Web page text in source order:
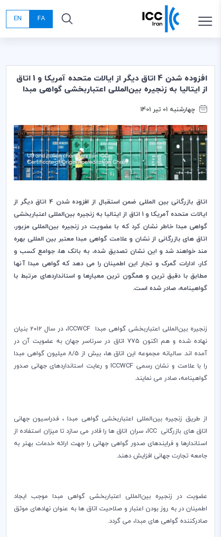
FA
EN
افزوده شدن 4 اتاق دیگر از ایالات متحده آمریکا و 1 اتاق
از ایتالیا به زنجیره بین‌المللی اعتباربخشی گواهی مبدا
چهارشنبه 01 تیر 1401
اتاق بازرگانی بین المللی ضمن استقبال از افزوده شدن 4 اتاق دیگر از
ایالات متحده آمریکا و 1 اتاق از ایتالیا به زنجیره بین‌المللی اعتباربخشی
گواهی مبدا خاطر نشان کرد که با عضویت در زنجیره بین‌المللی مزبور،
اتاق های بازرگانی از نشان و علامت گواهی مبدا معتبر بین المللی بهره
مند خواهند شد و این نشان تصدیق شده، به بانک ها، جوامع کسب و
کار، ادارات گمرک و تجار این اطمینان را می دهد که گواهی مبدا آنها
مطابق با دقیق ترین و همگون ترین معیارها و استانداردهای مرتبط با
گواهینامه، صادر شده است.
زنجیره بین‌المللی اعتباربخشی گواهی مبدا ICCWCF
، در سال 2012 بنیان
نهاده شده و هم اکنون 775 اتاق در سرتاسر جهان به عضویت آن در
آمده اند. سالیانه مجموعه این اتاق ها، بیش از 8/5 میلیون گواهی مبدا
را با علامت و نشان رسمی ‌ ICCWCFو رعایت استانداردهای جهانی صدور
گواهینامه، صادر می نمایند.
از طریق زنجیره بین‌المللی اعتباربخشی گواهی مبدا ، فدراسیون جهانی
اتاق های بازرگانی ICC، سران اتاق ها را قادر می سازد تا میزان استفاده از
استاندارها و فرایندهای صدور گواهی جهانی را جهت ارائه خدمات بهتر به
جامعه تجارت جهانی افزایش دهند.
عضویت در‌ زنجیره بین‌المللی اعتباربخشی گواهی مبدا موجب ایجاد
اطمینان در به روز بودن اعتبار و صلاحیت اتاق ها به عنوان نهادهای موثق
صادرکننده گواهی های مبدا، می گردد.